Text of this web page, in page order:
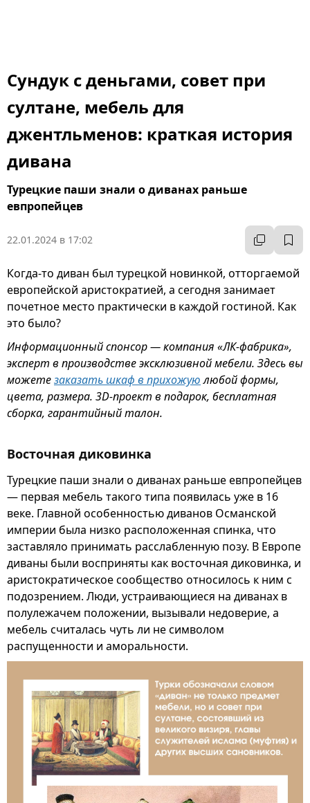
Сундук с деньгами, совет при
султане, мебель для
джентльменов: краткая история
дивана
Турецкие паши знали о диванах раньше
евпропейцев
22.01.2024 в 17:02
Когда-то диван был турецкой новинкой, отторгаемой
европейской аристократией, а сегодня занимает
почетное место практически в каждой гостиной. Как
это было?
Информационный спонсор — компания «ЛК-фабрика»,
эксперт в производстве эксклюзивной мебели. Здесь вы
можетезаказать шкаф в прихожуюлюбой формы,
цвета, размера. 3D-проект в подарок, бесплатная
сборка, гарантийный талон.
Восточная диковинка
Турецкие паши знали о диванах раньше евпропейцев
— первая мебель такого типа появилась уже в 16
веке. Главной особенностью диванов Османской
империи была низко расположенная спинка, что
заставляло принимать расслабленную позу. В Европе
диваны были восприняты как восточная диковинка, и
аристократическое сообщество относилось к ним с
подозрением. Люди, устраивающиеся на диванах в
полулежачем положении, вызывали недоверие, а
мебель считалась чуть ли не символом
распущенности и аморальности.